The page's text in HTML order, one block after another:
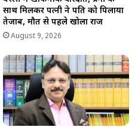
साथ मिलकर पत्नी ने पति को पिलाया
तेजाब, मौत से पहले खोला राज
August 9, 2026